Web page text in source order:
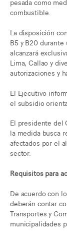
combustible.
La disposición
B5 y B20
alcanzará
Lima, Callao y
autorizaciones y
El Ejecutivo
el subsidio
El presidente del
la medida busca
afectados por el
sector.
Requisitos para
De acuerdo con
deberán contar
Transportes y
municipalidades